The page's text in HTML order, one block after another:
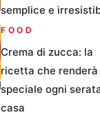
semplice e
FOOD
Crema di zucca: la
ricetta che renderà
speciale ogni
casa